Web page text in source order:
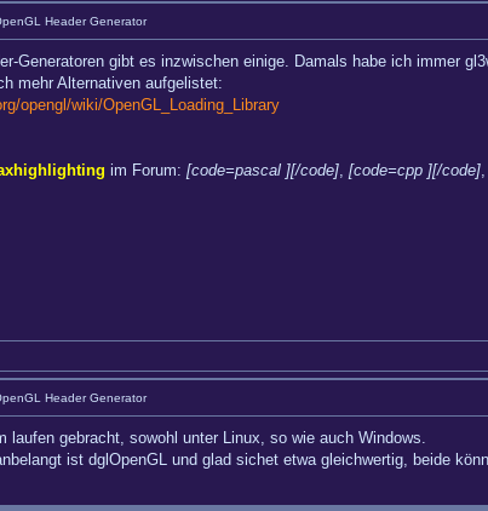
Header Generator
Generatoren gibt es inzwischen einige. Damals habe ich immer
mehr Alternativen aufgelistet:
opengl/wiki/OpenGL_Loading_Library
im Forum: [code=pascal ][/code], [code=cpp ][/code],
Header Generator
laufen gebracht, sowohl unter Linux, so wie auch Windows.
ist dglOpenGL und glad sichet etwa gleichwertig, beide